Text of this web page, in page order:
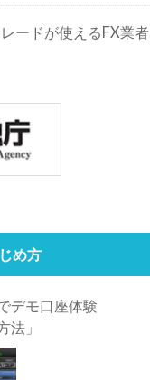
ードが使えるFX業者
め方
デモ口座体験
法」